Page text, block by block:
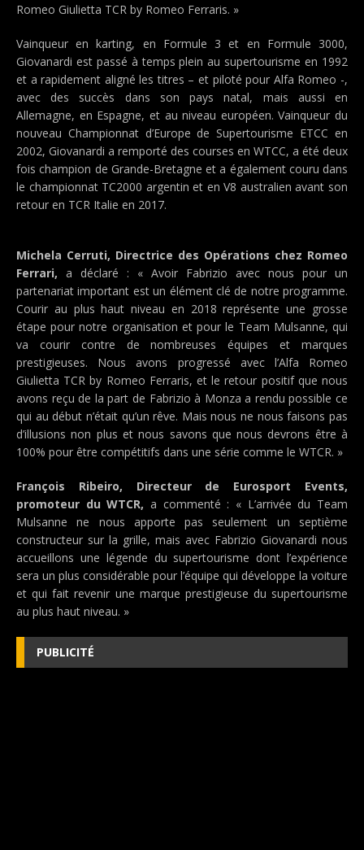
Romeo Giulietta TCR by Romeo Ferraris. »
Vainqueur en karting, en Formule 3 et en Formule 3000,
Giovanardi est passé à temps plein au supertourisme en 1992
et a rapidement aligné les titres – et piloté pour Alfa Romeo -,
avec des succès dans son pays natal, mais aussi en
Allemagne, en Espagne, et au niveau européen. Vainqueur du
nouveau Championnat d’Europe de Supertourisme ETCC en
2002, Giovanardi a remporté des courses en WTCC, a été deux
fois champion de Grande-Bretagne et a également couru dans
le championnat TC2000 argentin et en V8 australien avant son
retour en TCR Italie en 2017.
Michela Cerruti, Directrice des Opérations chez Romeo
Ferrari, a déclaré : « Avoir Fabrizio avec nous pour un
partenariat important est un élément clé de notre programme.
Courir au plus haut niveau en 2018 représente une grosse
étape pour notre organisation et pour le Team Mulsanne, qui
va courir contre de nombreuses équipes et marques
prestigieuses. Nous avons progressé avec l’Alfa Romeo
Giulietta TCR by Romeo Ferraris, et le retour positif que nous
avons reçu de la part de Fabrizio à Monza a rendu possible ce
qui au début n’était qu’un rêve. Mais nous ne nous faisons pas
d’illusions non plus et nous savons que nous devrons être à
100% pour être compétitifs dans une série comme le WTCR. »
François Ribeiro, Directeur de Eurosport Events,
promoteur du WTCR, a commenté : « L’arrivée du Team
Mulsanne ne nous apporte pas seulement un septième
constructeur sur la grille, mais avec Fabrizio Giovanardi nous
accueillons une légende du supertourisme dont l’expérience
sera un plus considérable pour l’équipe qui développe la voiture
et qui fait revenir une marque prestigieuse du supertourisme
au plus haut niveau. »
PUBLICITÉ